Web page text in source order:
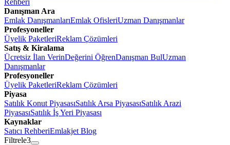
Rehberi
Danışman Ara
Emlak DanışmanlarıEmlak OfisleriUzman Danışmanlar
Profesyoneller
Üyelik PaketleriReklam Çözümleri
Satış & Kiralama
Ücretsiz İlan VerinDeğerini ÖğrenDanışman BulUzman
Danışmanlar
Profesyoneller
Üyelik PaketleriReklam Çözümleri
Piyasa
Satılık Konut PiyasasıSatılık Arsa PiyasasıSatılık Arazi
PiyasasıSatılık İş Yeri Piyasası
Kaynaklar
Satıcı RehberiEmlakjet Blog
Filtrele3